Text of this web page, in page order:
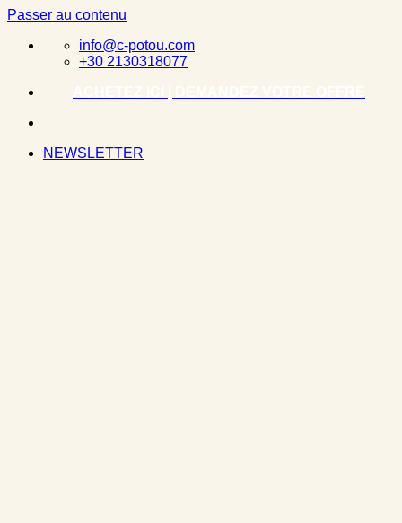
Passer au contenu
info@c-potou.com
+30 2130318077
NEWSLETTER